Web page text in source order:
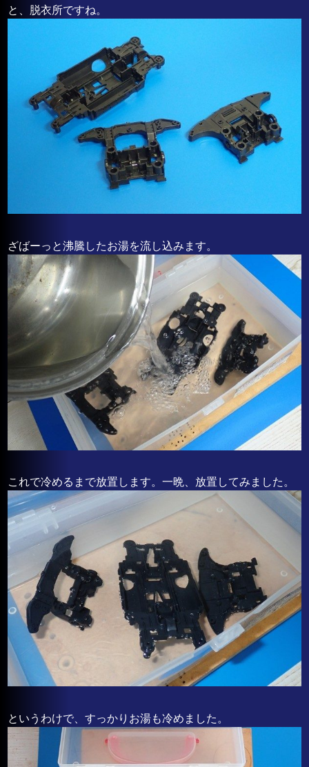
と、脱衣所ですね。
ざばーっと沸騰したお湯を流し込みます。
これで冷めるまで放置します。一晩、放置してみました。
というわけで、すっかりお湯も冷めました。